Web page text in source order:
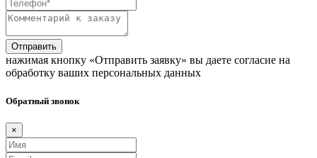
Отправить
нажимая кнопку «Отправить заявку» вы даете согласие на
обработку ваших персональных данных
Обратный звонок
×